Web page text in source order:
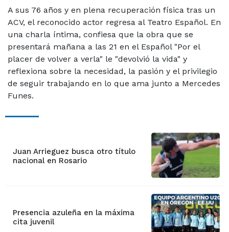
A sus 76 años y en plena recuperación física tras un
ACV, el reconocido actor regresa al Teatro Español. En
una charla íntima, confiesa que la obra que se
presentará mañana a las 21 en el Español "Por el
placer de volver a verla" le "devolvió la vida" y
reflexiona sobre la necesidad, la pasión y el privilegio
de seguir trabajando en lo que ama junto a Mercedes
Funes.
Juan Arrieguez busca otro título
nacional en Rosario
Presencia azuleña en la máxima
cita juvenil